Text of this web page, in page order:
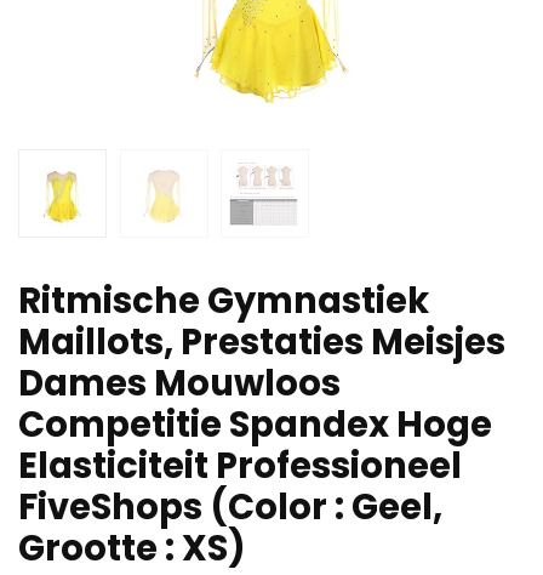
Ritmische Gymnastiek
Maillots, Prestaties Meisjes
Dames Mouwloos
Competitie Spandex Hoge
Elasticiteit Professioneel
FiveShops (Color : Geel,
Grootte : XS)